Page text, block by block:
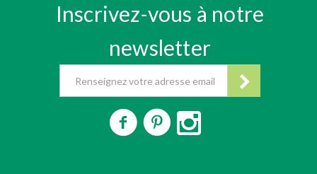
Inscrivez-vous à notre
newsletter